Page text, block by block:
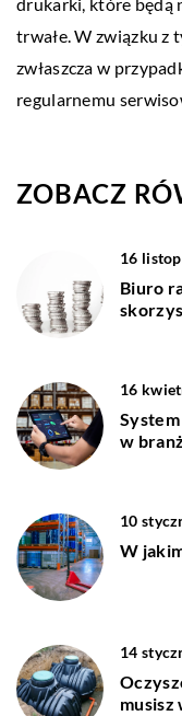
trwałe. W związku z
zwłaszcza w
regularnemu
ZOBACZ
16
Biuro
16
w
10
W
14
musisz